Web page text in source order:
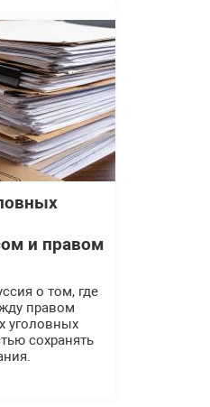
и правом
о том, где
правом
уголовных
сохранять